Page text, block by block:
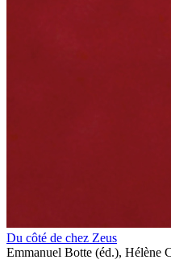
Du côté de chez Zeus
Emmanuel Botte (éd.), Hélène